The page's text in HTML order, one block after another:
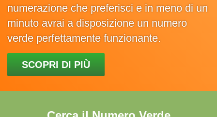
numerazione che preferisci e in meno di un
minuto avrai a disposizione un numero
verde perfettamente funzionante.
SCOPRI DI PIÙ